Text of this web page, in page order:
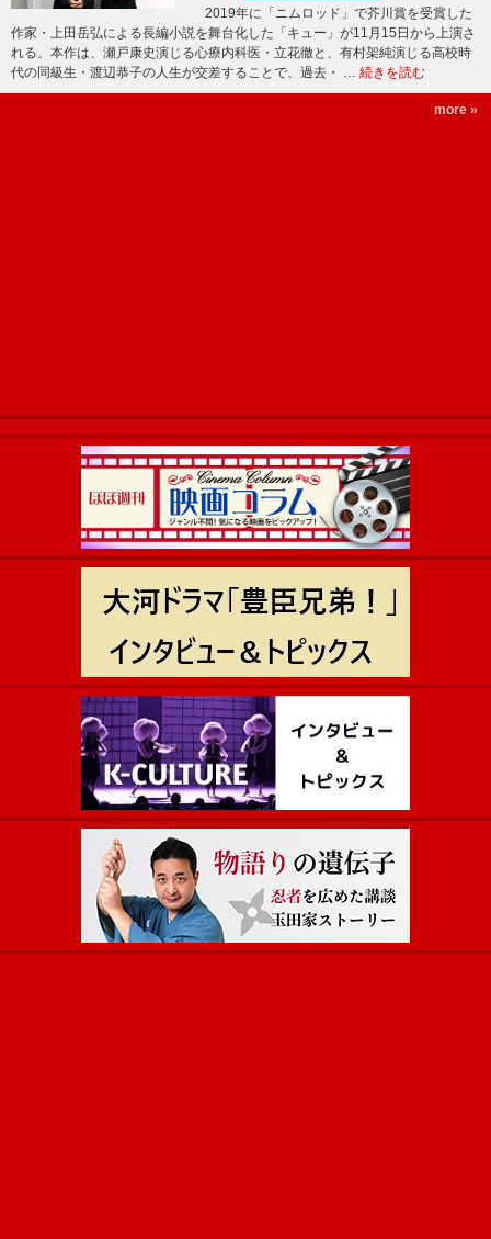
2019年に「ニムロッド」で芥川賞を受賞した
作家・上田岳弘による長編小説を舞台化した「キュー」が11月15日から上演さ
れる。本作は、瀬戸康史演じる心療内科医・立花徹と、有村架純演じる高校時
代の同級生・渡辺恭子の人生が交差することで、過去・ … 続きを読む
more »